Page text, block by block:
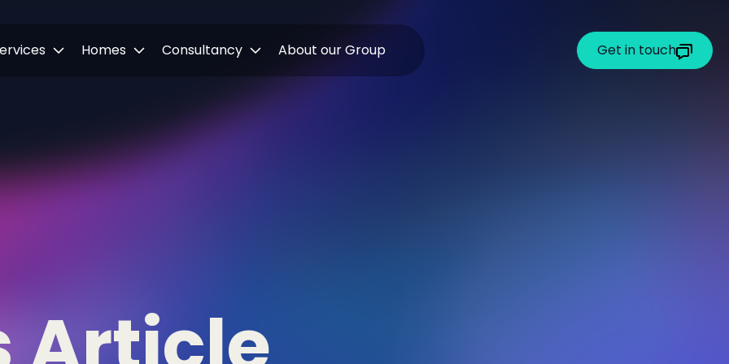
Homes Consultancy About our Group Get in touch